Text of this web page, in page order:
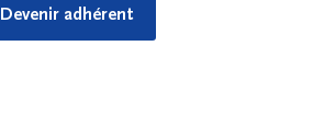
Devenir adhérent